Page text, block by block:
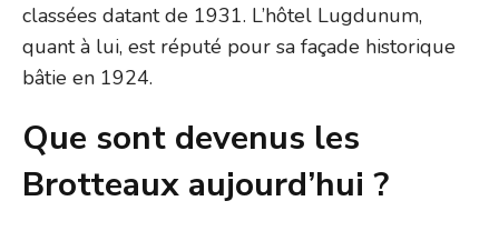
classées datant de 1931. L’hôtel Lugdunum,
quant à lui, est réputé pour sa façade historique
bâtie en 1924.
Que sont devenus les
Brotteaux aujourd’hui ?